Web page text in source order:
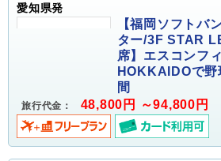
愛知県発
【福岡ソフトバ
ター/3F STAR
席】エスコンフ
HOKKAIDOで野
間
旅行代金： 48,800円 ～94,800円